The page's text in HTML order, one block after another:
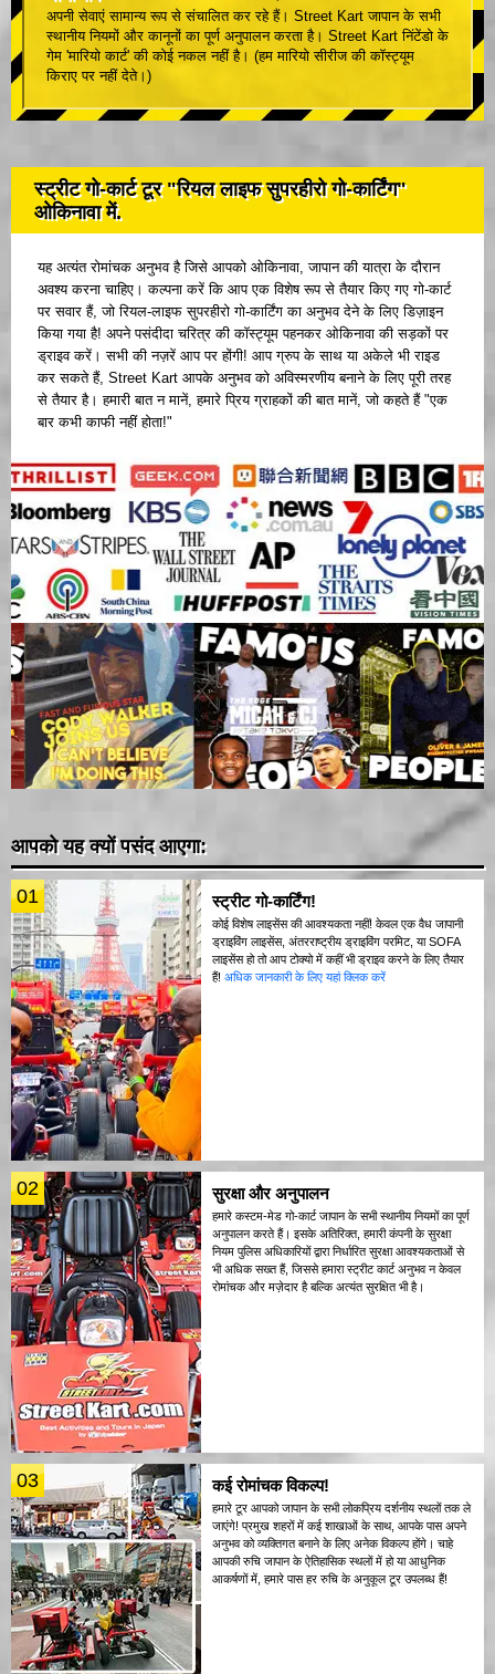
अपनी सेवाएं सामान्य रूप से संचालित कर रहे हैं। Street Kart जापान के सभी
स्थानीय नियमों और कानूनों का पूर्ण अनुपालन करता है। Street Kart निंटेंडो के
गेम 'मारियो कार्ट' की कोई नकल नहीं है। (हम मारियो सीरीज की कॉस्ट्यूम
किराए पर नहीं देते।)
स्ट्रीट गो-कार्ट टूर "रियल लाइफ सुपरहीरो गो-कार्टिंग"
ओकिनावा में.
यह अत्यंत रोमांचक अनुभव है जिसे आपको ओकिनावा, जापान की यात्रा के दौरान
अवश्य करना चाहिए। कल्पना करें कि आप एक विशेष रूप से तैयार किए गए गो-कार्ट
पर सवार हैं, जो रियल-लाइफ सुपरहीरो गो-कार्टिंग का अनुभव देने के लिए डिज़ाइन
किया गया है! अपने पसंदीदा चरित्र की कॉस्ट्यूम पहनकर ओकिनावा की सड़कों पर
ड्राइव करें। सभी की नज़रें आप पर होंगी! आप ग्रुप के साथ या अकेले भी राइड
कर सकते हैं, Street Kart आपके अनुभव को अविस्मरणीय बनाने के लिए पूरी तरह
से तैयार है। हमारी बात न मानें, हमारे प्रिय ग्राहकों की बात मानें, जो कहते हैं "एक
बार कभी काफी नहीं होता!"
आपको यह क्यों पसंद आएगा:
01 स्ट्रीट गो-कार्टिंग!
कोई विशेष लाइसेंस की आवश्यकता नहीं! केवल एक वैध जापानी
ड्राइविंग लाइसेंस, अंतरराष्ट्रीय ड्राइविंग परमिट, या SOFA
लाइसेंस हो तो आप टोक्यो में कहीं भी ड्राइव करने के लिए तैयार
हैं! अधिक जानकारी के लिए यहां क्लिक करें
02 सुरक्षा और अनुपालन
हमारे कस्टम-मेड गो-कार्ट जापान के सभी स्थानीय नियमों का पूर्ण
अनुपालन करते हैं। इसके अतिरिक्त, हमारी कंपनी के सुरक्षा
नियम पुलिस अधिकारियों द्वारा निर्धारित सुरक्षा आवश्यकताओं से
भी अधिक सख्त हैं, जिससे हमारा स्ट्रीट कार्ट अनुभव न केवल
रोमांचक और मज़ेदार है बल्कि अत्यंत सुरक्षित भी है।
03 कई रोमांचक विकल्प!
हमारे टूर आपको जापान के सभी लोकप्रिय दर्शनीय स्थलों तक ले
जाएंगे! प्रमुख शहरों में कई शाखाओं के साथ, आपके पास अपने
अनुभव को व्यक्तिगत बनाने के लिए अनेक विकल्प होंगे। चाहे
आपकी रुचि जापान के ऐतिहासिक स्थलों में हो या आधुनिक
आकर्षणों में, हमारे पास हर रुचि के अनुकूल टूर उपलब्ध हैं!